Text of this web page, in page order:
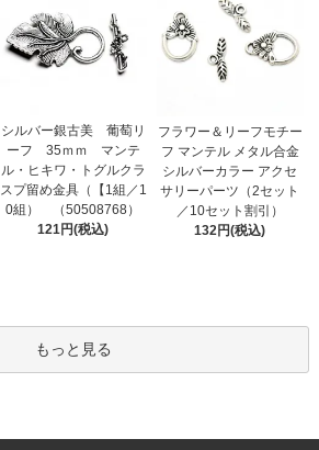
シルバー銀古美 葡萄リ
ーフ 35ｍｍ マンテ
ル・ヒキワ・トグルクラ
スプ留め金具（【1組／1
0組） （50508768）
121円(税込)
フラワー＆リーフモチー
フ マンテル メタル合金
シルバーカラー アクセ
サリーパーツ（2セット
／10セット割引）
132円(税込)
もっと見る